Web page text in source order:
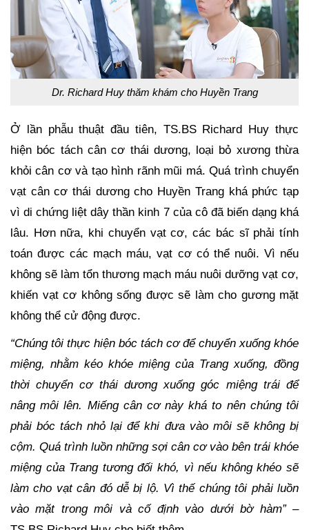
Dr. Richard Huy thăm khám cho Huyền Trang
Ở lần phẫu thuật đầu tiên, TS.BS Richard Huy thực
hiện bóc tách cân cơ thái dương, loại bỏ xương thừa
khỏi cân cơ và tạo hình rãnh mũi má. Quá trình chuyển
vạt cân cơ thái dương cho Huyền Trang khá phức tạp
vì di chứng liệt dây thần kinh 7 của cô đã biến dạng khá
lâu. Hơn nữa, khi chuyển vạt cơ, các bác sĩ phải tính
toán được các mạch máu, vạt cơ có thể nuôi. Vì nếu
không sẽ làm tổn thương mạch máu nuôi dưỡng vạt cơ,
khiến vạt cơ không sống được sẽ làm cho gương mặt
không thể cử động được.
“Chúng tôi thực hiện bóc tách cơ để chuyển xuống khóe
miệng, nhằm kéo khóe miệng của Trang xuống, đồng
thời chuyển cơ thái dương xuống góc miệng trái để
nâng môi lên. Miếng cân cơ này khá to nên chúng tôi
phải bóc tách nhỏ lại để khi đưa vào môi sẽ không bị
cộm. Quá trình luồn những sợi cân cơ vào bên trái khóe
miệng của Trang tương đối khó, vì nếu không khéo sẽ
làm cho vạt cân đó dễ bị lộ. Vì thế chúng tôi phải luồn
vào mặt trong môi và cố định vào dưới bờ hàm”–